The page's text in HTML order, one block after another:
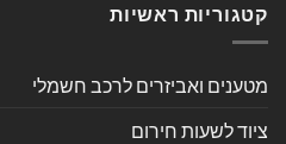
קטגוריות ראשיות
מטענים ואביזרים לרכב חשמלי
ציוד לשעות חירום